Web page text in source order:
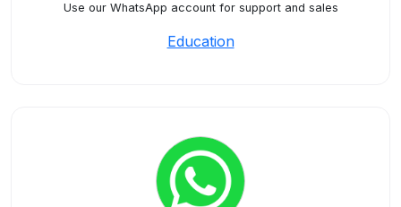
Use our WhatsApp account for support and sales
Education